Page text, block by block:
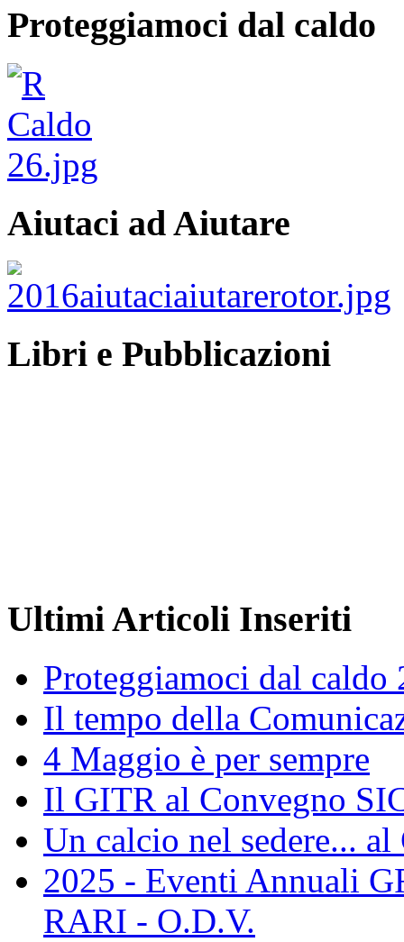
Proteggiamoci dal caldo
Aiutaci ad Aiutare
Libri e Pubblicazioni
Ultimi Articoli Inseriti
Proteggiamoci dal caldo
Il tempo della
4 Maggio è per sempre
Il GITR al Convegno
Un calcio nel sedere...
2025 - Eventi Annuali
RARI - O.D.V.